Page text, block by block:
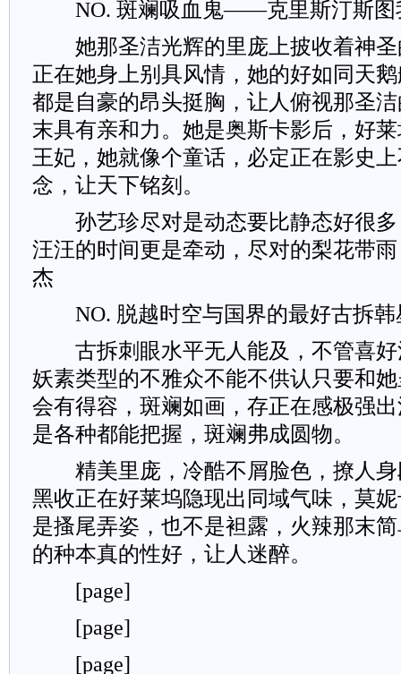
NO. 斑斓吸血鬼——克里斯汀斯图
她那圣洁光辉的里庞上披收着神圣
正在她身上别具风情，她的好如同天
都是自豪的昂头挺胸，让人俯视那圣
末具有亲和力。她是奥斯卡影后，好
王妃，她就像个童话，必定正在影史
念，让天下铭刻。
孙艺珍尽对是动态要比静态好很多
汪汪的时间更是牵动，尽对的梨花带
杰
NO. 脱越时空与国界的最好古拆
古拆刺眼水平无人能及，不管喜好
妖素类型的不雅众不能不供认只要和
会有得容，斑斓如画，存正在感极强
是各种都能把握，斑斓弗成圆物。
精美里庞，冷酷不屑脸色，撩人身
黑收正在好莱坞隐现出同域气味，莫
是搔尾弄姿，也不是袒露，火辣那末
的种本真的性好，让人迷醉。
[page]
[page]
[page]